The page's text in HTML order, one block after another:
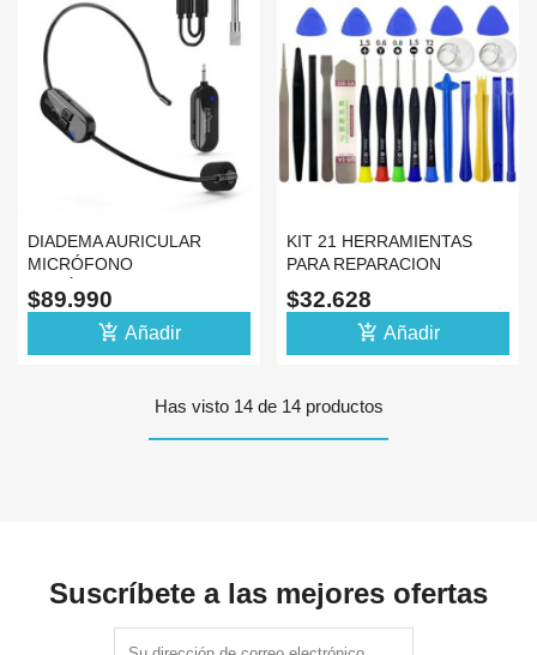
DIADEMA AURICULAR
MICRÓFONO
INALÁMBRICO DOCENTE
PROFESOR
$89.990
add_shopping_cart Añadir
KIT 21 HERRAMIENTAS
PARA REPARACION
CELULAR TELEFONO
SMART
$32.628
add_shopping_cart Añadir
Has visto 14 de 14 productos
Suscríbete a las mejores ofertas